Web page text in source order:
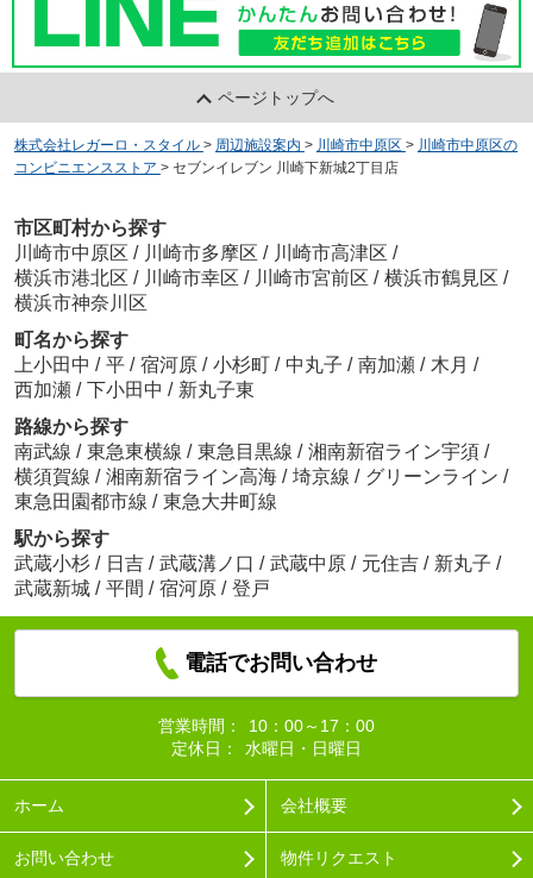
ページトップへ
株式会社レガーロ・スタイル > 周辺施設案内 > 川崎市中原区 > 川崎市中原区の
コンビニエンスストア > セブンイレブン 川崎下新城2丁目店
市区町村から探す
川崎市中原区 / 川崎市多摩区 / 川崎市高津区 /
横浜市港北区 / 川崎市幸区 / 川崎市宮前区 / 横浜市鶴見区 /
横浜市神奈川区
町名から探す
上小田中 / 平 / 宿河原 / 小杉町 / 中丸子 / 南加瀬 / 木月 /
西加瀬 / 下小田中 / 新丸子東
路線から探す
南武線 / 東急東横線 / 東急目黒線 / 湘南新宿ライン宇須 /
横須賀線 / 湘南新宿ライン高海 / 埼京線 / グリーンライン /
東急田園都市線 / 東急大井町線
駅から探す
武蔵小杉 / 日吉 / 武蔵溝ノ口 / 武蔵中原 / 元住吉 / 新丸子 /
武蔵新城 / 平間 / 宿河原 / 登戸
電話でお問い合わせ
営業時間：
10：00～17：00
定休日：
水曜日・日曜日
ホーム 会社概要
お問い合わせ 物件リクエスト